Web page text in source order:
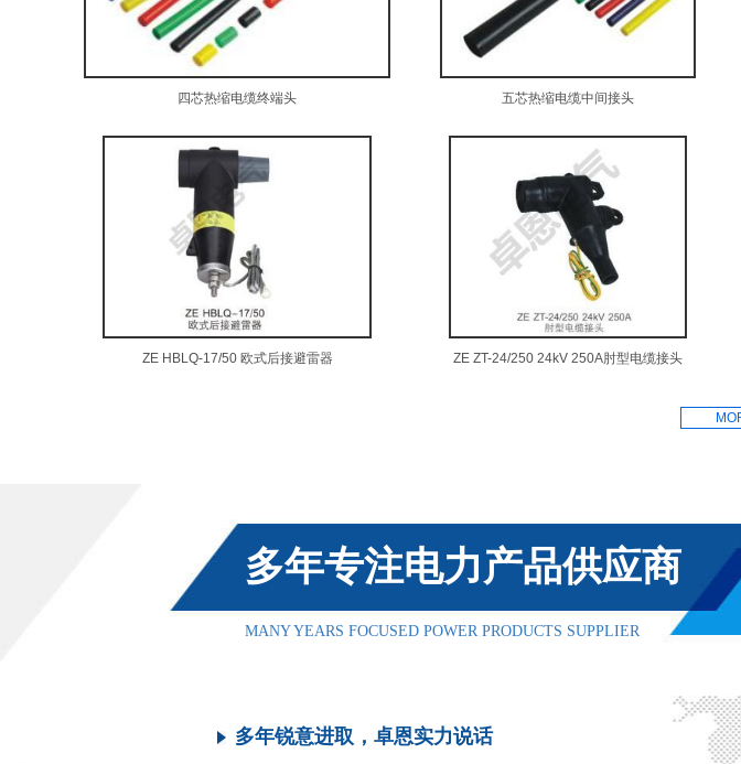
四芯热缩电缆终端头 五芯热缩电缆中间接头
ZE HBLQ-17/50 欧式后接避雷器 ZE ZT-24/250 24kV 250A肘型电缆接头
多年专注电力产品供应商
MANY YEARS FOCUSED POWER PRODUCTS SUPPLIER
多年锐意进取，卓恩实力说话